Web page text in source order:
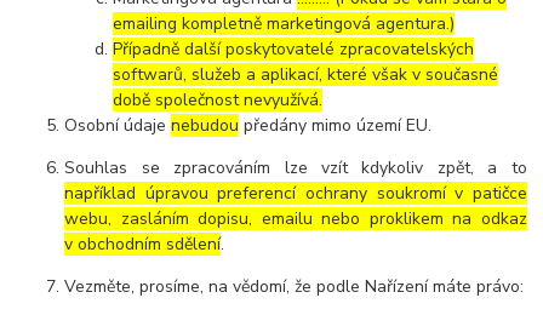
emailing kompletně marketingová agentura.)
Případně další poskytovatelé zpracovatelských
softwarů, služeb a aplikací, které však v současné
době společnost nevyužívá.
Osobní údajenebudou předány mimo území EU.
Souhlas se zpracováním lze vzít kdykoliv zpět, a to
například úpravou preferencí ochrany soukromí v patičce
webu, zasláním dopisu, emailu nebo proklikem na odkaz
v obchodním sdělení.
Vezměte, prosíme, na vědomí, že podle Nařízení máte právo: